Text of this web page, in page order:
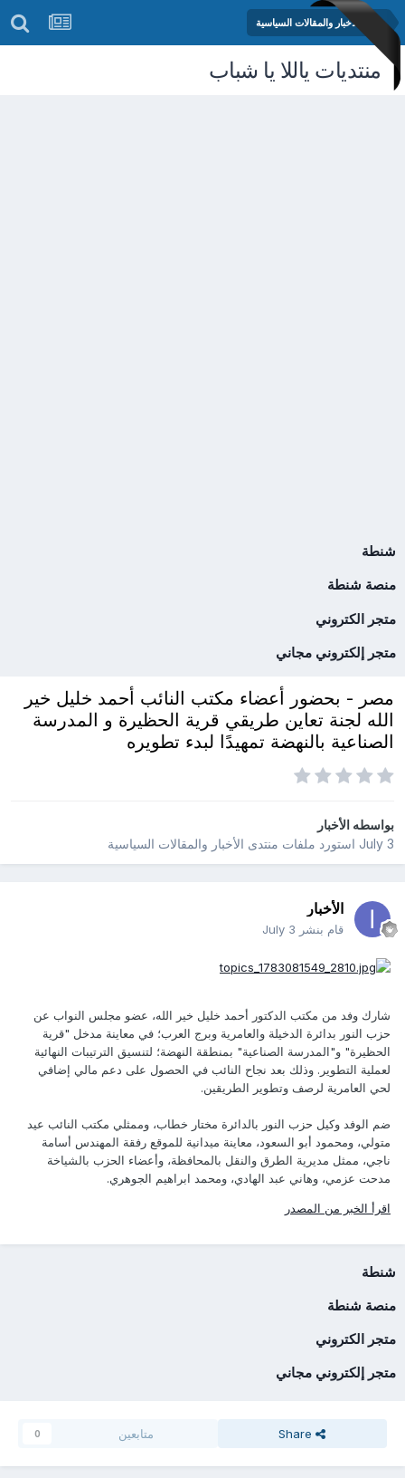
منتدى الأخبار والمقالات السياسية
منتديات ياللا يا شباب
شنطة
منصة شنطة
متجر الكتروني
متجر إلكتروني مجاني
مصر - بحضور أعضاء مكتب النائب أحمد خليل خير
الله لجنة تعاين طريقي قرية الحظيرة و المدرسة
الصناعية بالنهضة تمهيدًا لبدء تطويره
بواسطهالأخبار
July 3استورد ملفات منتدى الأخبار والمقالات السياسية
الأخبار
قام بنشر July 3
شارك وفد ​من مكتب الدكتور أحمد خليل خير الله، عضو مجلس النواب عن
حزب النور بدائرة الدخيلة والعامرية وبرج العرب؛ في معاينة مدخل "قرية
الحظيرة" و"المدرسة الصناعية" بمنطقة النهضة؛ لتنسيق الترتيبات النهائية
لعملية التطوير. وذلك بعد نجاح النائب في الحصول على دعم مالي إضافي
لحي العامرية لرصف وتطوير الطريقين.
ضم الوفد وكيل حزب النور بالدائرة مختار خطاب، وممثلي مكتب النائب عيد
متولي، ومحمود أبو السعود، معاينة ميدانية للموقع رفقة المهندس أسامة
ناجي، ممثل مديرية الطرق والنقل بالمحافظة، وأعضاء الحزب بالشياخة
مدحت عزمي، وهاني عبد الهادي، ومحمد ابراهيم الجوهري.
اقرأ الخبر من المصدر
شنطة
منصة شنطة
متجر الكتروني
متجر إلكتروني مجاني
Share متابعين 0